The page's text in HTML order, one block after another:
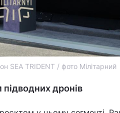
SEA TRIDENT / фото Мілітарний
дронів